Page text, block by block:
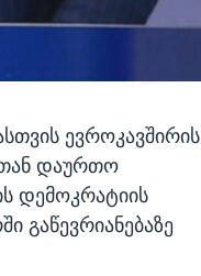
ევროკავშირის
თან დაურთო
დემოკრატიის
გაწევრიანებაზე